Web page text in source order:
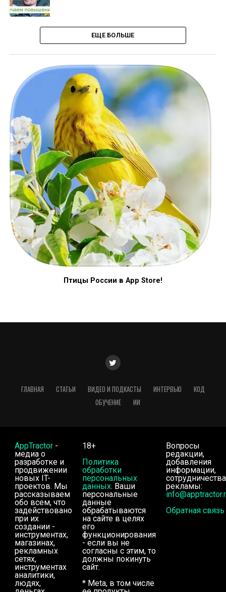
ЕЩЕ БОЛЬШЕ
Птицы России в App Store!
ГЛАВНАЯ СТАТЬИ ВИДЕО И ПОДКАСТЫ ИНТЕРВЬЮ
КОД
ОБУЧЕНИЕ
ИИ
AppTractor-
медиа о
разработке и
продвижении
новых IT-
проектов. Мы
рассказываем
обо всем, что
задействовано
при их
создании -
инструментах,
магазинах,
рекламных
сетях,
инструментах
аналитики,
людях,
18+
Политика
обработки
персональных
данных. Ваши
персональные
данные
обрабатываются
на сайте в целях
его
функционирования
- если вы не
согласны с этим, то
должны покинуть
сайт.
* Meta, в том числе
Вопросы
редакции,
добавления
информации,
рекламы:
Обратная связь